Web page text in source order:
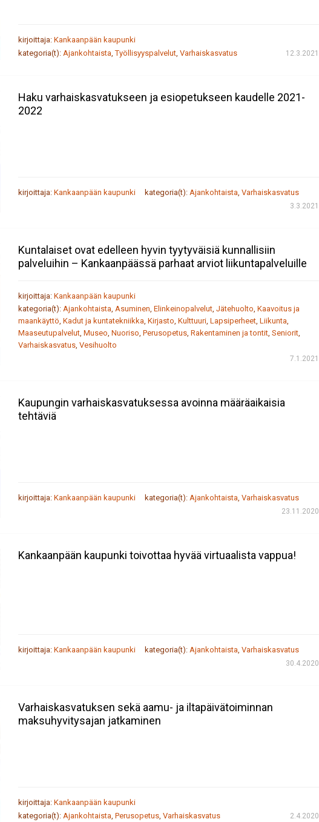
kirjoittaja: Kankaanpään kaupunki
kategoria(t): Ajankohtaista ,Työllisyyspalvelut, Varhaiskasvatus 12.3.2021
Haku varhaiskasvatukseen ja esiopetukseen kaudelle 2021-
2022
kirjoittaja: Kankaanpään kaupunki kategoria(t): Ajankohtaista Varhaiskasvatus
3.3.2021
Kuntalaiset ovat edelleen hyvin tyytyväisiä kunnallisiin
palveluihin – Kankaanpäässä parhaat arviot liikuntapalveluille
kirjoittaja: Kankaanpään kaupunki
kategoria(t): Ajankohtaista Asuminen Elinkeinopalvelut, Jätehuolto Kaavoitus ja
maankäyttö Kadut ja kuntatekniikka Kirjasto Kulttuuri, Lapsiperheet, Liikunta
Maaseutupalvelut, Museo Nuoriso Perusopetus, Rakentaminen ja tontit, Seniorit,
Varhaiskasvatus, Vesihuolto
7.1.2021
Kaupungin varhaiskasvatuksessa avoinna määräaikaisia
tehtäviä
kirjoittaja: Kankaanpään kaupunki kategoria(t): Ajankohtaista Varhaiskasvatus
23.11.2020
Kankaanpään kaupunki toivottaa hyvää virtuaalista vappua!
kirjoittaja: Kankaanpään kaupunki kategoria(t): Ajankohtaista, Varhaiskasvatus
30.4.2020
Varhaiskasvatuksen sekä aamu- ja iltapäivätoiminnan
maksuhyvitysajan jatkaminen
kirjoittaja: Kankaanpään kaupunki
kategoria(t): Ajankohtaista, Perusopetus, Varhaiskasvatus 2.4.2020